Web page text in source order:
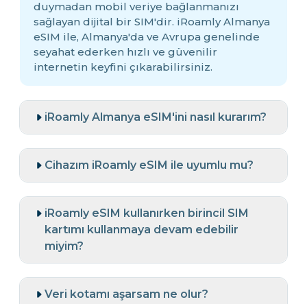
duymadan mobil veriye bağlanmanızı
sağlayan dijital bir SIM'dir. iRoamly Almanya
eSIM ile, Almanya'da ve Avrupa genelinde
seyahat ederken hızlı ve güvenilir
internetin keyfini çıkarabilirsiniz.
iRoamly Almanya eSIM'ini nasıl kurarım?
Cihazım iRoamly eSIM ile uyumlu mu?
iRoamly eSIM kullanırken birincil SIM
kartımı kullanmaya devam edebilir
miyim?
Veri kotamı aşarsam ne olur?